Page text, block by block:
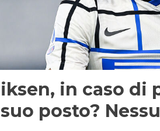
in caso di
posto?